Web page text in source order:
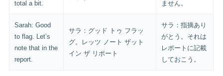
total a bit.
ません。
Sarah: Good
to flag. Let’s
note that in the
report.
サラ：グッド トゥ フラッ
グ。レッツ ノート ザット
イン ザ リポート
サラ：指摘あり
がとう。それは
レポートに記載
しておこう。